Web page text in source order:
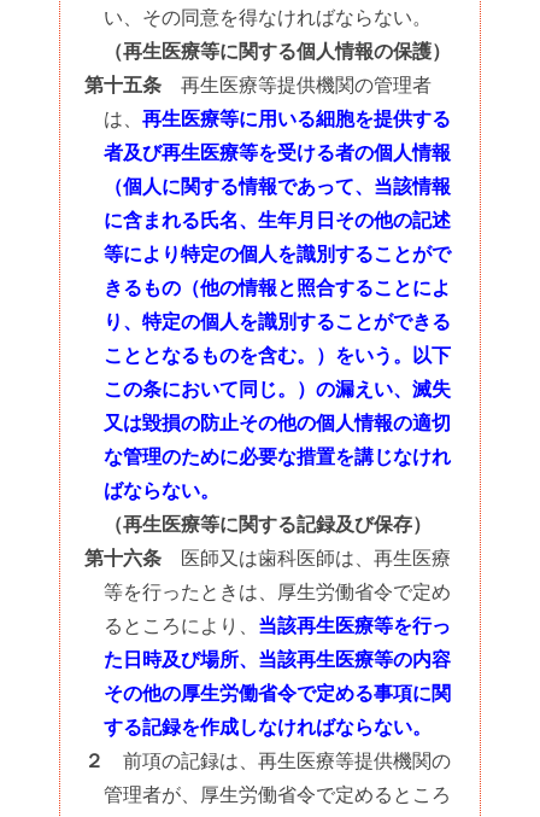
い、その同意を得なければならない。
（再生医療等に関する個人情報の保護）
第十五条 再生医療等提供機関の管理者
は、再生医療等に用いる細胞を提供する
者及び再生医療等を受ける者の個人情報
（個人に関する情報であって、当該情報
に含まれる氏名、生年月日その他の記述
等により特定の個人を識別することがで
きるもの（他の情報と照合することによ
り、特定の個人を識別することができる
こととなるものを含む。）をいう。以下
この条において同じ。）の漏えい、滅失
又は毀損の防止その他の個人情報の適切
な管理のために必要な措置を講じなけれ
ばならない。
（再生医療等に関する記録及び保存）
第十六条 医師又は歯科医師は、再生医療
等を行ったときは、厚生労働省令で定め
るところにより、 当該再生医療等を行っ
た日時及び場所、当該再生医療等の内容
その他の厚生労働省令で定める事項に関
する記録を作成しなければならない。
２
前項の記録は、再生医療等提供機関の
管理者が、厚生労働省令で定めるところ